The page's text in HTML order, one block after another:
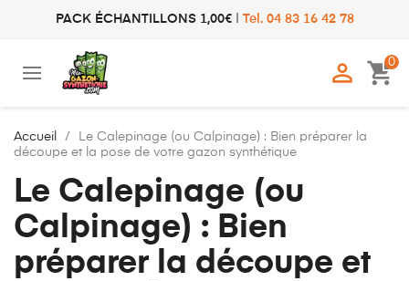
PACK ÉCHANTILLONS 1,00€| Tel. 04 83 16 42 78
 shopping_cart
0
Accueil
Le Calepinage (ou Calpinage) : Bien préparer la
découpe et la pose de votre gazon synthétique
Le Calepinage (ou
Calpinage) : Bien
préparer la découpe et